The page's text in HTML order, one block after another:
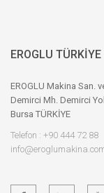
EROGLU TÜRKİYE
EROGLU Makina San.
Demirci Mh. Demirci
Bursa TÜRKİYE
Telefon : +90 444 72 88